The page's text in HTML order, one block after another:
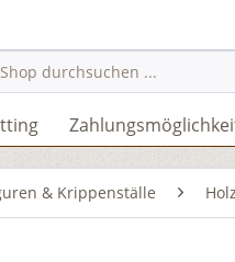
& Krippenställe Holz